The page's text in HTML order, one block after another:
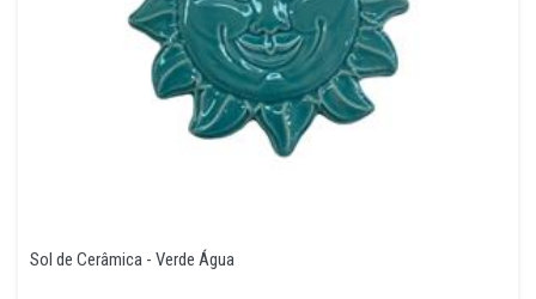
Sol de Cerâmica - Verde Água